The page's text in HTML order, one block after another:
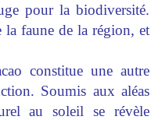
pour la biodiversité.
la faune de la région, et
constitue une autre
Soumis aux aléas
au soleil se révèle